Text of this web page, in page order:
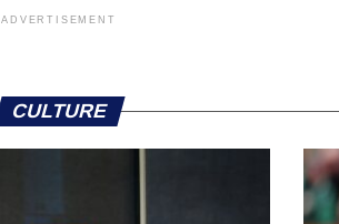
ADVERTISEMENT
CULTURE